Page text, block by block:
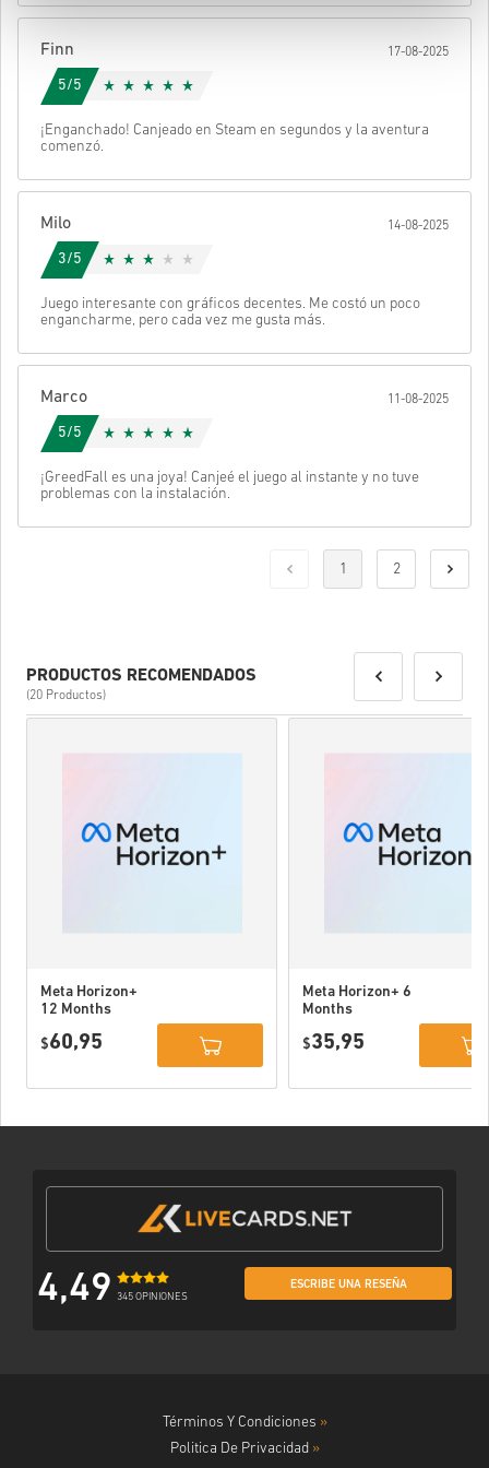
tu código.
Finn 17-08-2025
5/5
¡Enganchado! Canjeado en Steam en segundos y la aventura
comenzó.
Milo 14-08-2025
3/5
Juego interesante con gráficos decentes. Me costó un poco
engancharme, pero cada vez me gusta más.
Marco 11-08-2025
5/5
¡GreedFall es una joya! Canjeé el juego al instante y no tuve
problemas con la instalación.
1 2
PRODUCTOS RECOMENDADOS
(20 Productos)
Meta Horizon+
12 Months
USA
$60,95
Meta Horizon+ 6
Months
USA
$35,95
4,49 345 OPINIONES
ESCRIBE UNA RESEÑA
Términos Y Condiciones »
Politica De Privacidad »